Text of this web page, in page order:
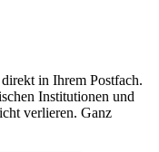
in Ihrem Postfach.
Institutionen und
verlieren. Ganz